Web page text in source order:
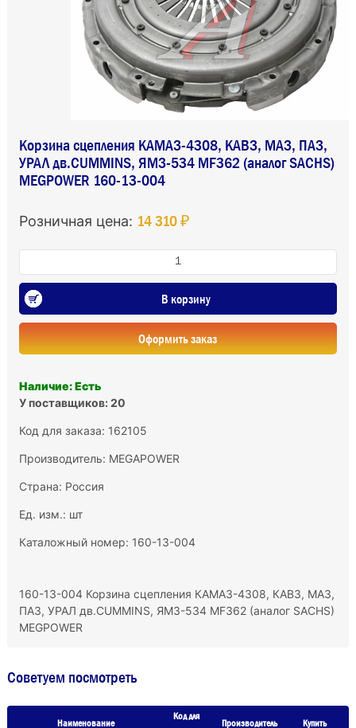
Корзина сцепления КАМАЗ-4308, КАВЗ, МАЗ, ПАЗ,
УРАЛ дв.CUMMINS, ЯМЗ-534 MF362 (аналог SACHS)
MEGPOWER 160-13-004
Розничная цена: 14 310 ₽
В корзину
Оформить заказ
Наличие: Есть
У поставщиков: 20
Код для заказа: 162105
Производитель: MEGAPOWER
Страна: Россия
Ед. изм.: шт
Каталожный номер: 160-13-004
160-13-004 Корзина сцепления КАМАЗ-4308, КАВЗ, МАЗ,
ПАЗ, УРАЛ дв.CUMMINS, ЯМЗ-534 MF362 (аналог SACHS)
MEGPOWER
Советуем посмотреть
Наименование
Код для
Производитель Купить